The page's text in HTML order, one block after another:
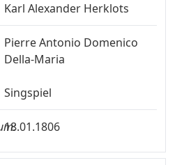
Karl Alexander Herklots
Pierre Antonio Domenico
Della-Maria
Singspiel
18.01.1806